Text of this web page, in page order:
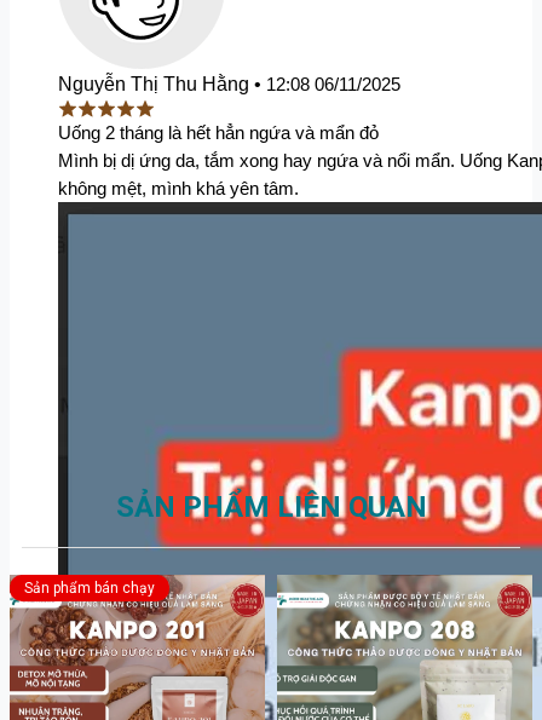
Nguyễn Thị Thu Hằng • 12:08 06/11/2025
Uống 2 tháng là hết hẳn ngứa và mẩn đỏ
Mình bị dị ứng da, tắm xong hay ngứa và nổi mẩn. Uống
không mệt, mình khá yên tâm.
Sản phẩm bán chạy
SẢN PHẨM LIÊN QUAN